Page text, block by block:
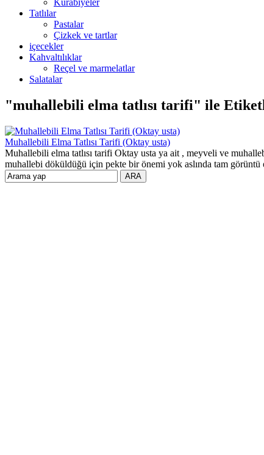
Kurabiyeler
Tatlılar
Pastalar
Çizkek ve tartlar
içecekler
Kahvaltılıklar
Reçel ve marmelatlar
Salatalar
"muhallebili elma tatlısı tarifi" ile
Muhallebili Elma Tatlısı Tarifi (Oktay usta)
Muhallebili elma tatlısı tarifi Oktay usta ya ait , meyveli ve
muhallebi döküldüğü için pekte bir önemi yok aslında tam